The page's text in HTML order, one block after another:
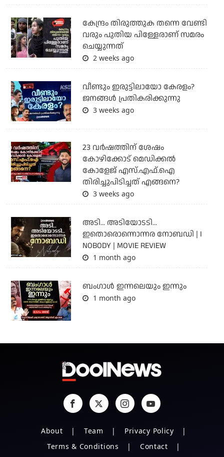
കേന്ദ്രം തിരുത്തുക തന്നെ വേണ്ടി
വരും പുതിയ പിള്ളേരാണ് സമരം
ചെയ്യുന്നത്
2 weeks ago
വീണ്ടും ഇരുട്ടിലായോ കേരളം?
ജനങ്ങൾ പ്രതികരിക്കുന്നു
3 weeks ago
23 വർഷത്തിന് ശേഷം
കോഴിക്കോട് മെഡിക്കൽ
കോളേജ് എസ്.എഫ്.ഐ
തിരിച്ചുപിടിച്ചത് എങ്ങനെ?
3 weeks ago
അടി... അടിയോടടി...
ഇതൊരൊന്നൊന്നര നോബഡി | I
NOBODY | MOVIE REVIEW
1 month ago
ബംഗാള്‍ ഇന്നലെയും ഇന്നും
1 month ago
About Team
Privacy Policy
Terms & Conditions
Contact